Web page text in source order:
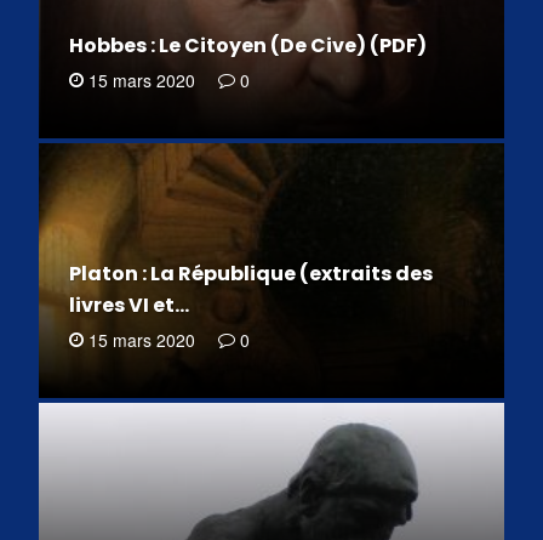
Hobbes : Le Citoyen (De Cive) (PDF)
15 mars 2020 0
Platon : La République (extraits des
livres VI et…
15 mars 2020 0